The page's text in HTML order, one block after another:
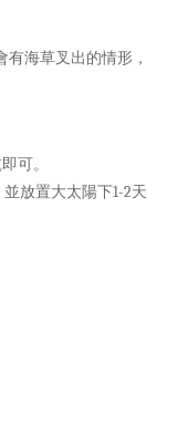
海草叉出的情形，
可。
放置大太陽下1-2天